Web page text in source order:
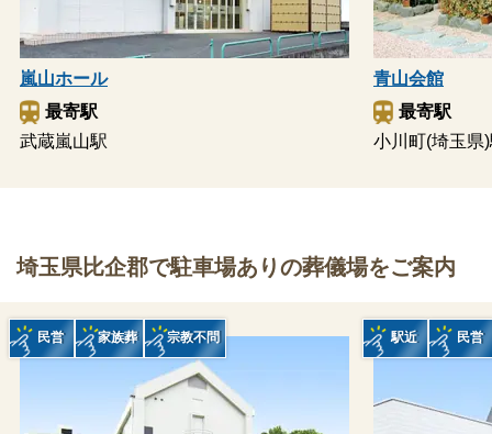
嵐山ホール
最寄駅
武蔵嵐山駅
青山会館
最寄駅
小川町(埼玉県
埼玉県比企郡で駐車場ありの葬儀場をご案内
民営 家族葬 宗教不問 駅近 民営